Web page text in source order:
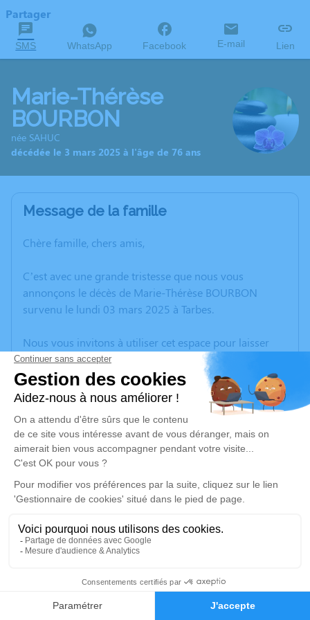
Faire-part Hommages
Partager
SMS WhatsApp Facebook E-mail Lien
Marie-Thérèse
BOURBON
née SAHUC
décédée le 3 mars 2025 à l'âge de 76 ans
Message de la famille
Chère famille, chers amis,
C’est avec une grande tristesse que nous vous
annonçons le décès de Marie-Thérèse BOURBON
survenu le lundi 03 mars 2025 à Tarbes.
Nous vous invitons à utiliser cet espace pour laisser
vos condoléances, partager des photos souvenirs, une
anecdote ou exprimer vos pensées à travers des
poèmes ou des textes. Cet endroit est un lieu
d'expression dédié à honorer la mémoire de Marie-
Thérèse BOURBON.
Un service de plantation d’arbre hommage est
disponible ici
Cérémonie religieuse
Église de Lascazères
65700 Lascazères